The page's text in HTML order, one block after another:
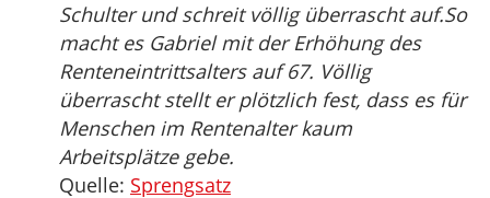
Schulter und schreit völlig überrascht auf.So
macht es Gabriel mit der Erhöhung des
Renteneintrittsalters auf 67. Völlig
überrascht stellt er plötzlich fest, dass es für
Menschen im Rentenalter kaum
Arbeitsplätze gebe.
Quelle: Sprengsatz